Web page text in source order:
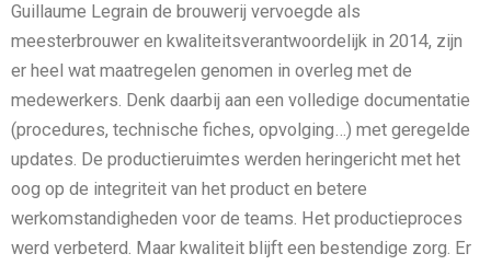
Guillaume Legrain de brouwerij vervoegde als
meesterbrouwer en kwaliteitsverantwoordelijk in 2014, zijn
er heel wat maatregelen genomen in overleg met de
medewerkers. Denk daarbij aan een volledige documentatie
(procedures, technische fiches, opvolging…) met geregelde
updates. De productieruimtes werden heringericht met het
oog op de integriteit van het product en betere
werkomstandigheden voor de teams. Het productieproces
werd verbeterd. Maar kwaliteit blijft een bestendige zorg. Er